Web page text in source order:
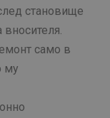
становище
само в
му